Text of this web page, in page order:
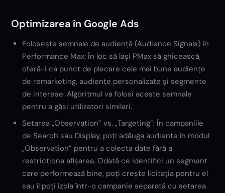
Optimizarea în Google Ads
Folosește semnale de audiență (Audience Signals) în
Performance Max: În loc să lași PMax să ghicească,
oferă-i ca punct de plecare cele mai bune audiențe
de remarketing, audiențe personalizate și segmente
de interese. Algoritmul va folosi aceste semnale
pentru a găsi utilizatori similari.
Setarea „Observation” vs. „Targeting”: În campaniile
de Search sau Display, poți adăuga audiențe în modul
„Observation” pentru a colecta date fără a
restricționa afișarea. Odată ce identifici un segment
care performează bine, poți crește licitația pentru el
sau îl poți izola într-o campanie separată cu setarea